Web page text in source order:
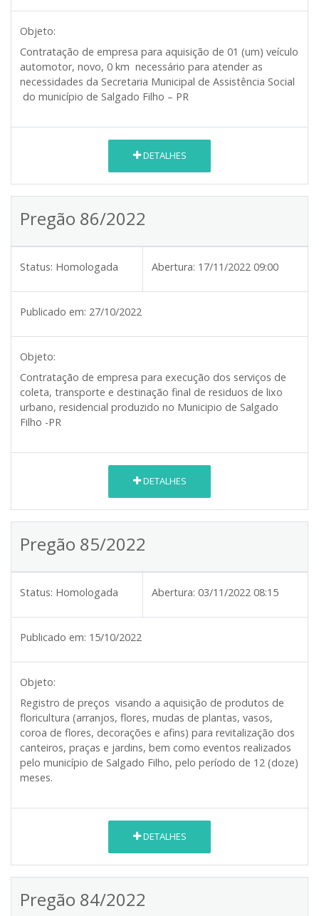
Objeto:
Contratação de empresa para aquisição de 01 (um) veículo
automotor, novo, 0 km necessário para atender as
necessidades da Secretaria Municipal de Assistência Social
do município de Salgado Filho – PR
DETALHES
Pregão 86/2022
Status: Homologada Abertura: 17/11/2022 09:00
Publicado em: 27/10/2022
Objeto:
Contratação de empresa para execução dos serviços de
coleta, transporte e destinação final de residuos de lixo
urbano, residencial produzido no Municipio de Salgado
Filho -PR
DETALHES
Pregão 85/2022
Status: Homologada Abertura: 03/11/2022 08:15
Publicado em: 15/10/2022
Objeto:
Registro de preços visando a aquisição de produtos de
floricultura (arranjos, flores, mudas de plantas, vasos,
coroa de flores, decorações e afins) para revitalização dos
canteiros, praças e jardins, bem como eventos realizados
pelo município de Salgado Filho, pelo período de 12 (doze)
meses.
DETALHES
Pregão 84/2022